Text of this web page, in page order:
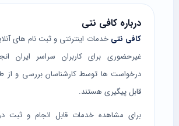
درباره کافی نتی
کافی نتی خدمات اینترنتی و ثبت نام های
غیرحضوری برای کاربران سراسر ایران
درخواست ها توسط کارشناسان بررسی و از
قابل پیگیری هستند.
برای مشاهده خدمات قابل انجام و ثبت